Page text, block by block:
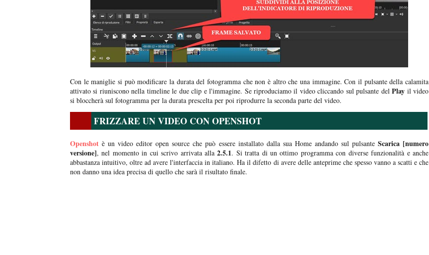
Con le maniglie si può modificare la durata del fotogramma che non è altro che una immagine. Con il pulsante della calamita
attivato si riuniscono nella timeline le due clip e l'immagine. Se riproduciamo il video cliccando sul pulsante delPlay il video
si bloccherà sul fotogramma per la durata prescelta per poi riprodurre la seconda parte del video.
FRIZZARE UN VIDEO CON OPENSHOT
Openshot è un video editor open source che può essere installato dalla sua Home andando sul pulsante Scarica [numero
versione], nel momento in cui scrivo arrivata alla2.5.1. Si tratta di un ottimo programma con diverse funzionalità e anche
abbastanza intuitivo, oltre ad avere l'interfaccia in italiano. Ha il difetto di avere delle anteprime che spesso vanno a scatti e che
non danno una idea precisa di quello che sarà il risultato finale.